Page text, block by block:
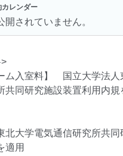
カレンダー
開されていません。
ム入室料】 国立大学法人
共同研究施設装置利用内規
北大学電気通信研究所共同
適用